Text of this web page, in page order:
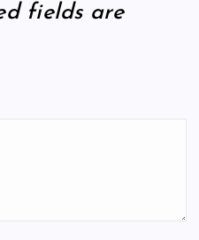
fields are